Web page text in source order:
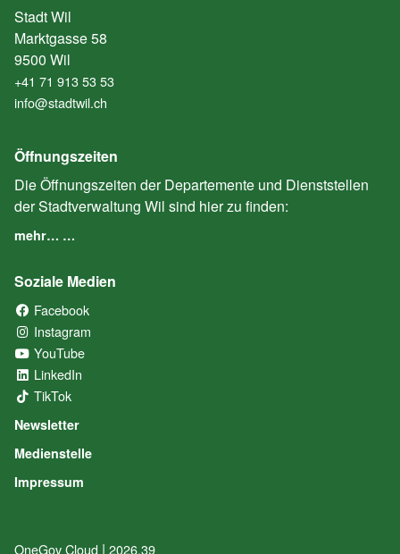
Stadt Wil
Marktgasse 58
9500 Wil
+41 71 913 53 53
info@stadtwil.ch
Öffnungszeiten
Die Öffnungszeiten der Departemente und Dienststellen
der Stadtverwaltung Wil sind hier zu finden:
mehr… …
Soziale Medien
Facebook
Instagram
YouTube
LinkedIn
TikTok
Newsletter
Medienstelle
Impressum
OneGov Cloud (External Link)
| 2026.39